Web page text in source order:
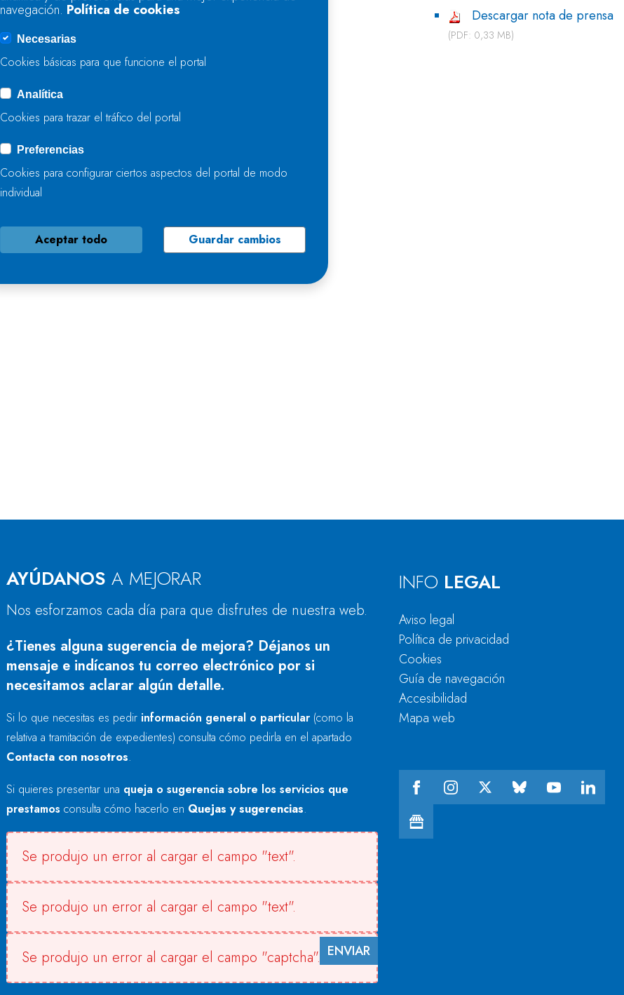
Descargar nota de prensa
(PDF: 0,33 MB)
AYÚDANOS A MEJORAR
Nos esforzamos cada día para que disfrutes de nuestra web.
¿Tienes alguna sugerencia de mejora? Déjanos un
mensaje e indícanos tu correo electrónico por si
necesitamos aclarar algún detalle.
Si lo que necesitas es pedir información general o particular (como la
relativa a tramitación de expedientes) consulta cómo pedirla en el apartado
Contacta con nosotros.
Si quieres presentar una queja o sugerencia sobre los servicios que
prestamos consulta cómo hacerlo en Quejas y sugerencias.
Se produjo un error al cargar el campo "text".
Se produjo un error al cargar el campo "text".
Se produjo un error al cargar el campo "captcha". ENVIAR
INFO LEGAL
Aviso legal
Política de privacidad
Cookies
Guía de navegación
Accesibilidad
Mapa web
navegación. Política de cookies
Necesarias
Cookies básicas para que funcione el portal
Analítica
Cookies para trazar el tráfico del portal
Preferencias
Cookies para configurar ciertos aspectos del portal de modo
individual
Aceptar todo Guardar cambios